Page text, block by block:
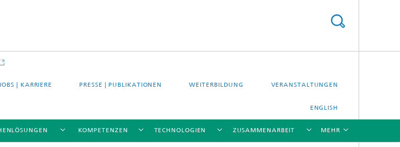
| KARRIERE PRESSE | PUBLIKATIONEN WEITERBILDUNG VERANSTALTUNGEN
ENGLISH
KOMPETENZEN TECHNOLOGIEN ZUSAMMENARBEIT MEHR